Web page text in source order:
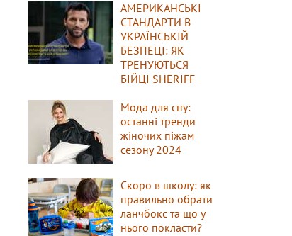
АМЕРИКАНСЬКІ
СТАНДАРТИ В
УКРАЇНСЬКІЙ
БЕЗПЕЦІ: ЯК
ТРЕНУЮТЬСЯ
БІЙЦІ SHERIFF
Мода для сну:
останні тренди
жіночих піжам
сезону 2024
Скоро в школу: як
правильно обрати
ланчбокс та що у
нього покласти?